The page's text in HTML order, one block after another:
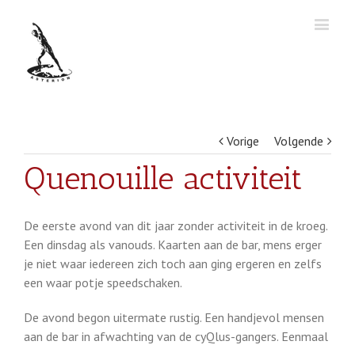
Vorige Volgende
Quenouille activiteit
De eerste avond van dit jaar zonder activiteit in de kroeg.
Een dinsdag als vanouds. Kaarten aan de bar, mens erger
je niet waar iedereen zich toch aan ging ergeren en zelfs
een waar potje speedschaken.
De avond begon uitermate rustig. Een handjevol mensen
aan de bar in afwachting van de cyQlus-gangers. Eenmaal